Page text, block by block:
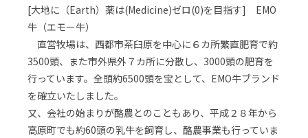
[大地に（Earth）薬は(Medicine)ゼロ(0)を目指す] EMO
牛（エモー牛）
直営牧場は、西都市茶臼原を中心に６カ所繁直肥育で約
3500頭、また市外県外７カ所に分散し、3000頭の肥育を
行っています。全頭約6500頭を宝として、EMO牛ブランド
を確立いたしました。
又、会社の始まりが酪農とのこともあり、平成２８年から
高原町でも約60頭の乳牛を飼育し、酪農事業も行っていま